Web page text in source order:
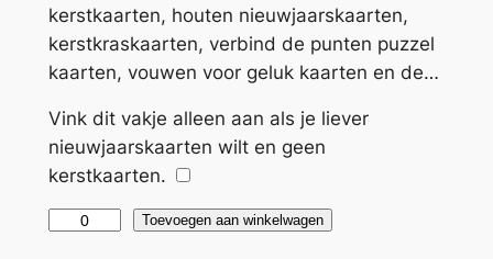
l
i
k
e
p
j
s
s
€
kerstkaarten, houten nieuwjaarskaarten,
kerstkraskaarten, verbind de punten puzzel
kaarten, vouwen voor geluk kaarten en de…
Vink dit vakje alleen aan als je liever
nieuwjaarskaarten wilt en geen
kerstkaarten.
Toevoegen aan winkelwagen
l
t
e
r